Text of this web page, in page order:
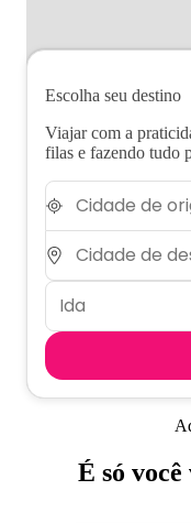
Escolha seu destino
Viajar com a
filas e fazendo tudo
É só